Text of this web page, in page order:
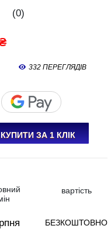
(0)
332 ПЕРЕГЛЯДІВ
КУПИТИ ЗА 1 КЛIК
вартість
БЕЗКОШТОВНО